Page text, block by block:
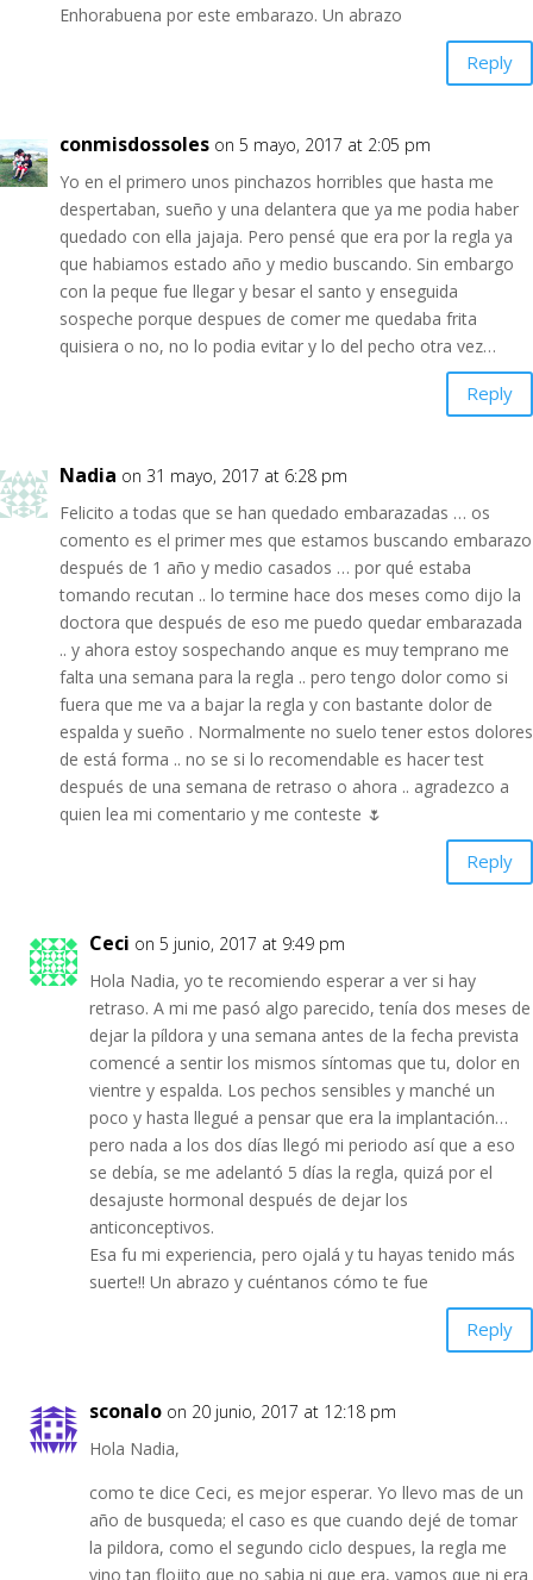
Enhorabuena por este embarazo. Un abrazo
Reply
conmisdossoles on 5 mayo, 2017 at 2:05 pm
Yo en el primero unos pinchazos horribles que hasta me
despertaban, sueño y una delantera que ya me podia haber
quedado con ella jajaja. Pero pensé que era por la regla ya
que habiamos estado año y medio buscando. Sin embargo
con la peque fue llegar y besar el santo y enseguida
sospeche porque despues de comer me quedaba frita
quisiera o no, no lo podia evitar y lo del pecho otra vez…
Reply
Nadia on 31 mayo, 2017 at 6:28 pm
Felicito a todas que se han quedado embarazadas … os
comento es el primer mes que estamos buscando embarazo
después de 1 año y medio casados … por qué estaba
tomando recutan .. lo termine hace dos meses como dijo la
doctora que después de eso me puedo quedar embarazada
.. y ahora estoy sospechando anque es muy temprano me
falta una semana para la regla .. pero tengo dolor como si
fuera que me va a bajar la regla y con bastante dolor de
espalda y sueño . Normalmente no suelo tener estos dolores
de está forma .. no se si lo recomendable es hacer test
después de una semana de retraso o ahora .. agradezco a
quien lea mi comentario y me conteste 🌷
Reply
Ceci on 5 junio, 2017 at 9:49 pm
Hola Nadia, yo te recomiendo esperar a ver si hay
retraso. A mi me pasó algo parecido, tenía dos meses de
dejar la píldora y una semana antes de la fecha prevista
comencé a sentir los mismos síntomas que tu, dolor en
vientre y espalda. Los pechos sensibles y manché un
poco y hasta llegué a pensar que era la implantación…
pero nada a los dos días llegó mi periodo así que a eso
se debía, se me adelantó 5 días la regla, quizá por el
desajuste hormonal después de dejar los
anticonceptivos.
Esa fu mi experiencia, pero ojalá y tu hayas tenido más
suerte!! Un abrazo y cuéntanos cómo te fue
Reply
sconalo on 20 junio, 2017 at 12:18 pm
Hola Nadia,
como te dice Ceci, es mejor esperar. Yo llevo mas de un
año de busqueda; el caso es que cuando dejé de tomar
la pildora, como el segundo ciclo despues, la regla me
vino tan flojito que no sabia ni que era, vamos que ni era